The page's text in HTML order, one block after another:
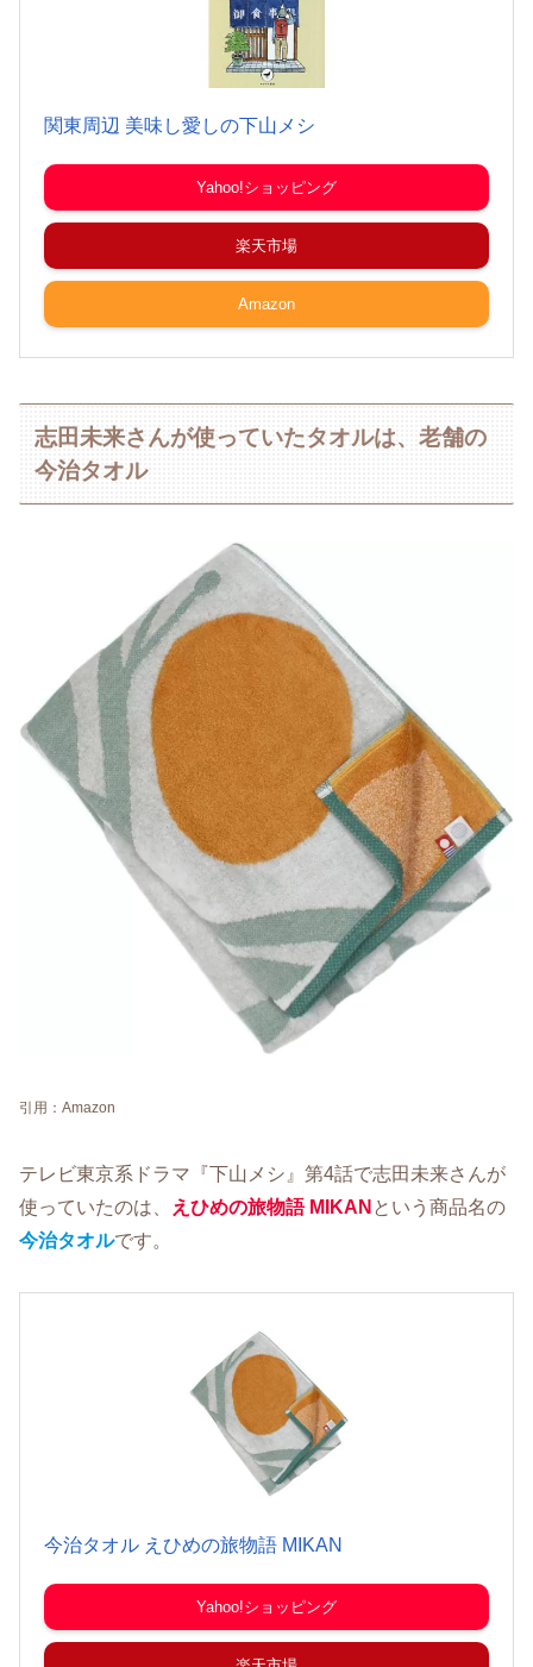
関東周辺 美味し愛しの下山メシ
Yahoo!ショッピング
楽天市場
Amazon
志田未来さんが使っていたタオルは、老舗の
今治タオル
引用：Amazon
テレビ東京系ドラマ『下山メシ』第4話で志田未来さんが
使っていたのは、
えひめの旅物語 MIKAN という商品名の
今治タオルです。
今治タオル えひめの旅物語 MIKAN
Yahoo!ショッピング